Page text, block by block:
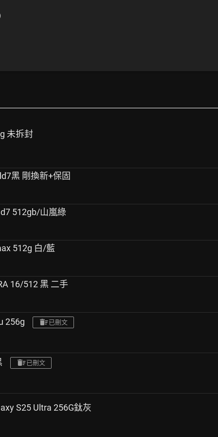
未拆封
黑 剛換新+保固
512gb/山嵐綠
512g 白/藍
16/512 黑 二手
256g 已刪文
已刪文
S25 Ultra 256G鈦灰